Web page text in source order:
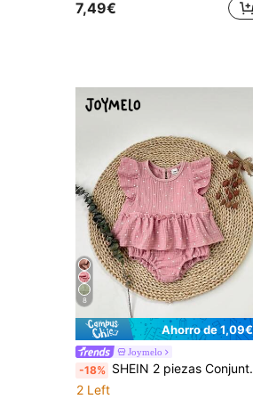
7,49€
8
Ahorro de 1,09€
Joymelo
-18% SHEIN 2 piezas Conjunto de top de manga corta con cuello redondo y botones a presión, y shorts de cintura elástica para niñas bebés, estampado de lunares verdes, informal y lindo, adecuado para salidas de verano, fines de semana, parques, picnics, viajes y varias ocasiones
2 Left